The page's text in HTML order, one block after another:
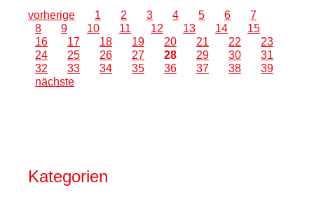
vorherige 1 2 3 4 5 6
7
8
9 10 11 12 13 14
15
16
17 18 19 20 21 22
23
24
25 26 27 28 29 30
31
32
33 34 35 36 37 38
39
nächste
Kategorien